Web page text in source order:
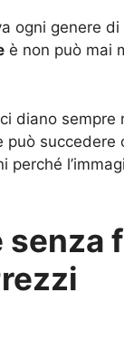
ogni genere
è non può mai
diano sempre
succedere